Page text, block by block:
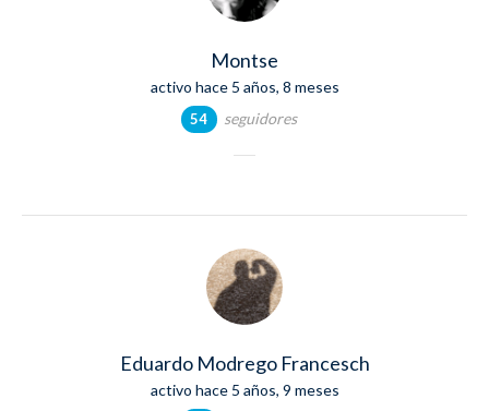
Montse
activo hace 5 años, 8 meses
54 seguidores
Eduardo Modrego Francesch
activo hace 5 años, 9 meses